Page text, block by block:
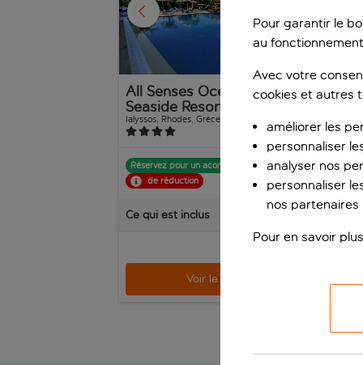
All Senses Ocean Blue
Seaside Resort
Ialyssos, Rhodes, Grèce
1’129 avis
Réservez pour un acompte de p.p.
de réduction
Ce qui est inclus
Voir le séjour
Pour garantir le
au
Avec votre
cookies et autres
améliorer les
personnaliser
analyser nos
personnaliser
nos
Pour en savoir